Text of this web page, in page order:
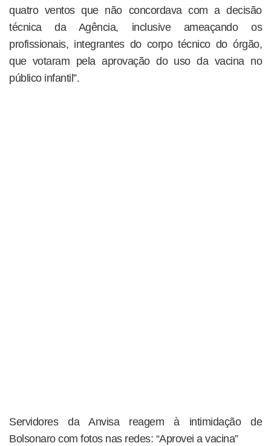
quatro ventos que não concordava com a decisão
técnica da Agência, inclusive ameaçando os
profissionais, integrantes do corpo técnico do órgão,
que votaram pela aprovação do uso da vacina no
público infantil”.
Servidores da Anvisa reagem à intimidação de
Bolsonaro com fotos nas redes: “Aprovei a vacina”